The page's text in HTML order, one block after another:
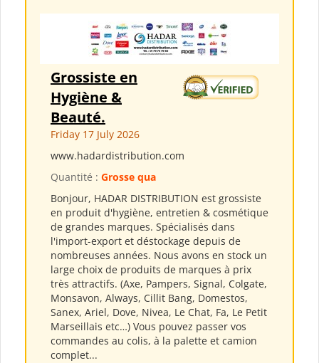
Grossiste en
Hygiène &
Beauté.
Friday 17 July 2026
www.hadardistribution.com
Quantité : Grosse qua
Bonjour, HADAR DISTRIBUTION est grossiste
en produit d'hygiène, entretien & cosmétique
de grandes marques. Spécialisés dans
l'import-export et déstockage depuis de
nombreuses années. Nous avons en stock un
large choix de produits de marques à prix
très attractifs. (Axe, Pampers, Signal, Colgate,
Monsavon, Always, Cillit Bang, Domestos,
Sanex, Ariel, Dove, Nivea, Le Chat, Fa, Le Petit
Marseillais etc…) Vous pouvez passer vos
commandes au colis, à la palette et camion
complet...